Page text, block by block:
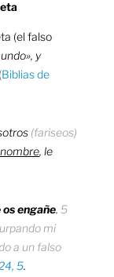
(el falso
y
Biblias de
(fariseos)
, le
engañe. 5
mi
a un falso
5.